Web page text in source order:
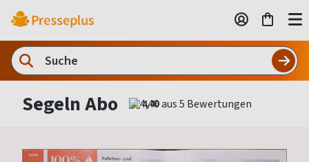
Segeln Abo 4,40